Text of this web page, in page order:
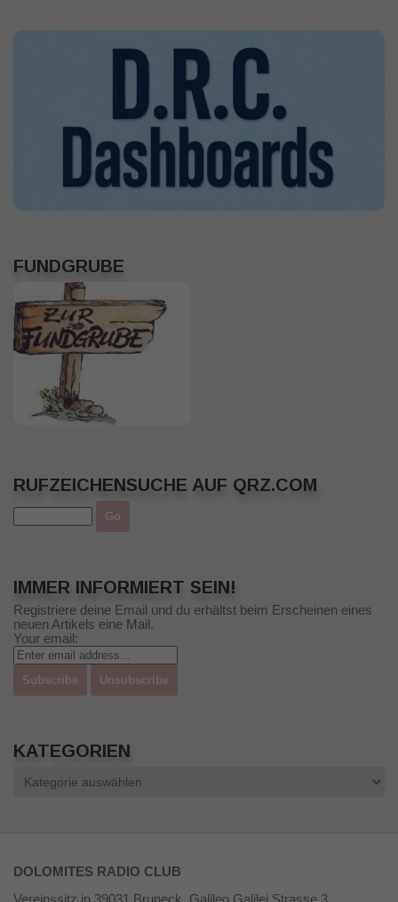
FUNDGRUBE
RUFZEICHENSUCHE AUF QRZ.COM
IMMER INFORMIERT SEIN!
Registriere deine Email und du erhältst beim Erscheinen eines
neuen Artikels eine Mail.
Your email:
KATEGORIEN
DOLOMITES RADIO CLUB
Vereinssitz in 39031 Bruneck, Galileo Galilei Strasse 3